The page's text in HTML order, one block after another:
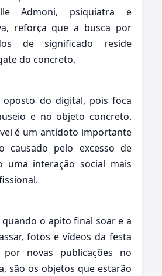
Admoni, psiquiatra e
reforça que a busca por
de significado reside
do concreto.
oposto do digital, pois foca
e no objeto concreto.
é um antídoto importante
causado pelo excesso de
uma interação social mais
o apito final soar e a
fotos e vídeos da festa
novas publicações no
são os objetos que estarão